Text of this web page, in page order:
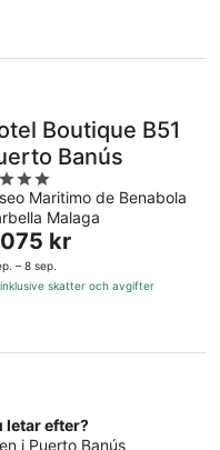
Boutique B51
Banús
Maritimo de Benabola
Malaga
kr
kr
– 8 sep.
inklusive skatter och avgifter
letar efter?
i Puerto Banús